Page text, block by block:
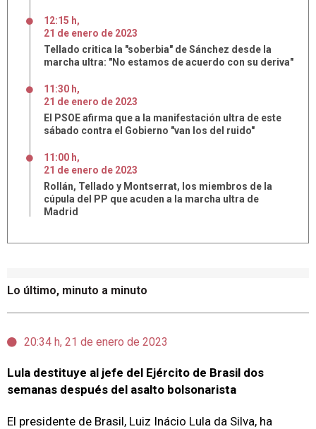
Lo último, minuto a minuto
20:34 h, 21 de enero de 2023
Lula destituye al jefe del Ejército de Brasil dos
semanas después del asalto bolsonarista
El presidente de Brasil, Luiz Inácio Lula da Silva, ha
12:15 h,
21 de enero de 2023
Tellado critica la "soberbia" de Sánchez desde la
marcha ultra: "No estamos de acuerdo con su deriva"
11:30 h,
21 de enero de 2023
El PSOE afirma que a la manifestación ultra de este
sábado contra el Gobierno "van los del ruido"
11:00 h,
21 de enero de 2023
Rollán, Tellado y Montserrat, los miembros de la
cúpula del PP que acuden a la marcha ultra de
Madrid